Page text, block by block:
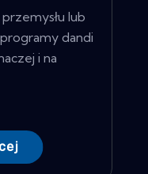
lub
dandi
i na